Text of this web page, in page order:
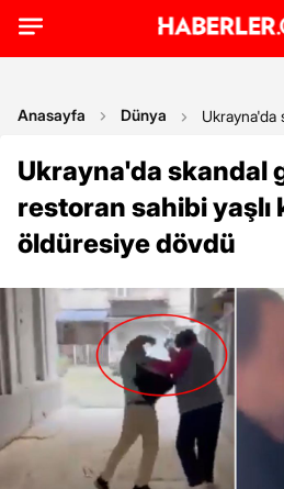
Anasayfa Dünya Ukrayna'da
Ukrayna'da skandal
restoran sahibi yaşlı
öldüresiye dövdü